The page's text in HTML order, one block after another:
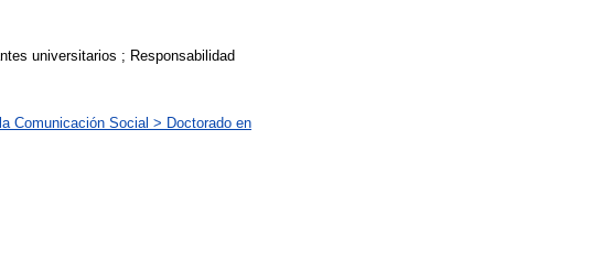
universitarios ; Responsabilidad
Comunicación Social > Doctorado en